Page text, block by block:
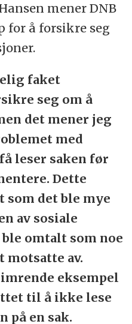
mener DNB
for å forsikre seg
faket
seg om å
det mener jeg
med
leser saken før
Dette
det ble mye
av sosiale
omtalt som noe
motsatte av.
eksempel
til å ikke lese
på en sak.